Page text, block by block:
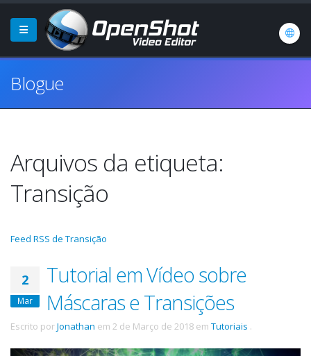
Blogue
Arquivos da etiqueta:
Transição
Feed RSS de Transição
2
Mar
Tutorial em Vídeo sobre
Máscaras e Transições
Escrito porJonathan em 2 de Março de 2018 em Tutoriais .